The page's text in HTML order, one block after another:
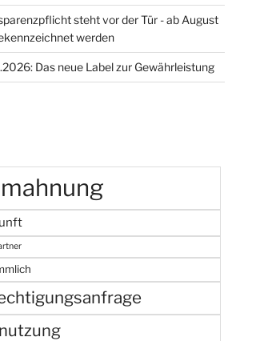
steht vor der Tür - ab August
werden
Das neue Label zur Gewährleistung